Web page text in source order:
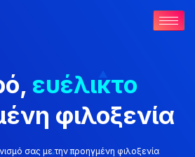
ευέλικτο
φιλοξενία
σας με την προηγμένη φιλοξενία